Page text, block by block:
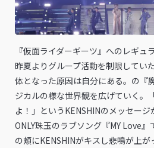
『仮面ライダーギーツ』へのレギュ
昨夏よりグループ活動を制限してい
体となった原因は自分にある。の『
ジカルの様な世界観を広げていく。
よ！」というKENSHINのメッセージ
ONLY珠玉のラブソング『MY Love
の頬にKENSHINがキスし悲鳴が上